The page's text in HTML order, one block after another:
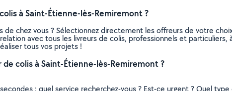
à Saint-Étienne-lès-Remiremont ?
de chez vous ? Sélectionnez directement les offreurs de votre
avec tous les livreurs de colis, professionnels et
tous vos projets !
colis à Saint-Étienne-lès-Remiremont ?
: quel service recherchez-vous ? Est-ce urgent ? Quel